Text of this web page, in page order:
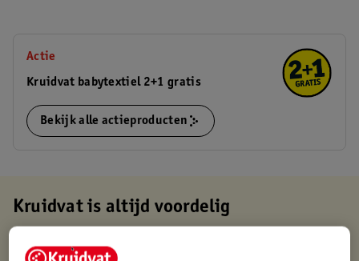
Actie
Kruidvat babytextiel 2+1 gratis
Bekijk alle actieproducten
Kruidvat is altijd voordelig
Gratis ophalen in de winkel